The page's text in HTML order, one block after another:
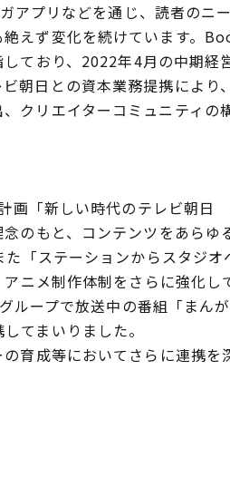
プリなどを通じ、読者のニ
えず変化を続けています。
ており、2022年4月の中期経
朝日との資本業務提携により
クリエイターコミュニティの
画「新しい時代のテレビ朝
のもと、コンテンツをあらゆ
「ステーションからスタジオ
ニメ制作体制をさらに強化し
ープで放送中の番組「まん
てまいりました。
育成等においてさらに連携を